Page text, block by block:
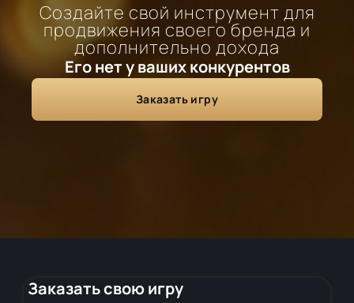
Создайте свой инструмент для
продвижения своего бренда и
дополнительно дохода
Его нет у ваших конкурентов
Заказать игру
Заказать свою игру